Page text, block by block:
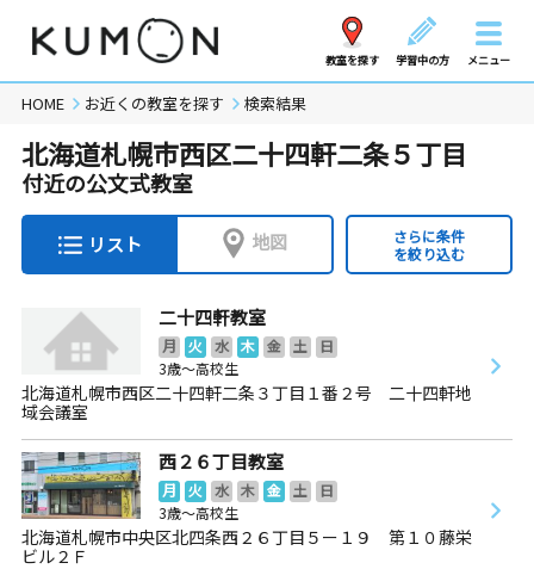
教室を探す 学習中の方 メニュー
HOME お近くの教室を探す 検索結果
北海道札幌市西区二十四軒二条５丁目
付近の公文式教室
リスト 地図
さらに条件
を絞り込む
二十四軒教室
月 火 水 木 金 土
日
3歳～高校生
北海道札幌市西区二十四軒二条３丁目１番２号 二十四軒地
域会議室
西２６丁目教室
月 火 水 木 金 土
日
3歳～高校生
北海道札幌市中央区北四条西２６丁目５ー１９ 第１０藤栄
ビル２Ｆ